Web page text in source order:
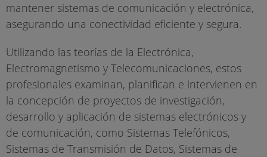
mantener sistemas de comunicación y electrónica,
asegurando una conectividad eficiente y segura.
Utilizando las teorías de la Electrónica,
Electromagnetismo y Telecomunicaciones, estos
profesionales examinan, planifican e intervienen en
la concepción de proyectos de investigación,
desarrollo y aplicación de sistemas electrónicos y
de comunicación, como Sistemas Telefónicos,
Sistemas de Transmisión de Datos, Sistemas de